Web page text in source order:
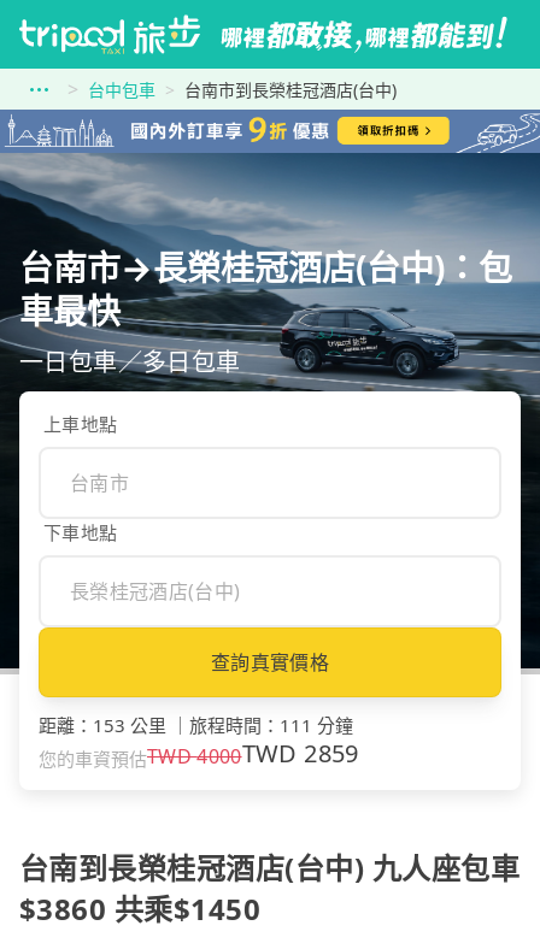
台中包車 台南市到長榮桂冠酒店(台中)
台南市→長榮桂冠酒店(台中)：包
車最快
一日包車／多日包車
上車地點
下車地點
查詢真實價格
距離 ： 153 公里 旅程時間 ： 111 分鐘
您的車資預估TWD4000TWD 2859
台南到長榮桂冠酒店(台中) 九人座包車
$3860 共乘$1450